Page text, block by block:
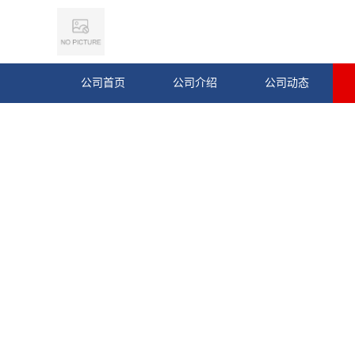
公司首页 公司介绍 公司动态